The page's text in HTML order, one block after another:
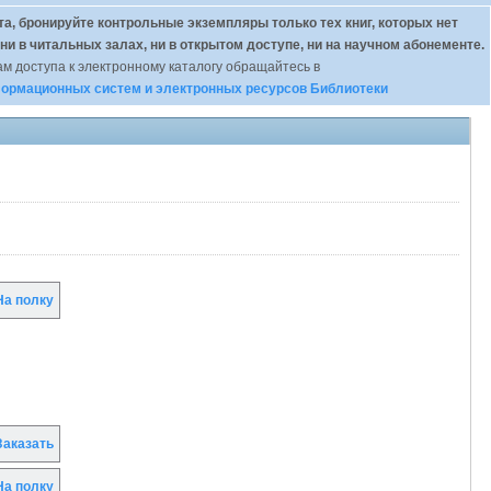
бронируйте контрольные экземпляры только тех книг, которых нет
в читальных залах, ни в открытом доступе, ни на научном абонементе.
доступа к электронному каталогу обращайтесь в
систем и электронных ресурсов Библиотеки
полку
полку